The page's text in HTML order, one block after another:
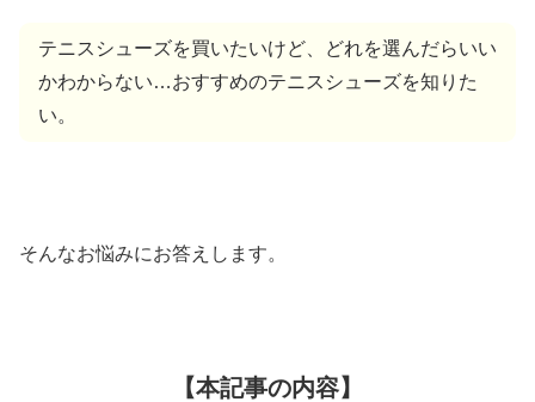
テニスシューズを買いたいけど、どれを選んだらいい
かわからない…おすすめのテニスシューズを知りた
い。
そんなお悩みにお答えします。
【本記事の内容】